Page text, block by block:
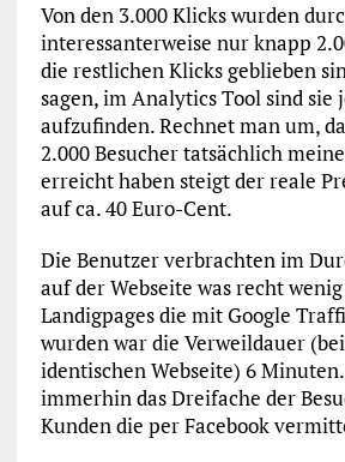
Von den 3.000 Klicks wurden
interessanterweise nur knapp
die restlichen Klicks geblieben
sagen, im Analytics Tool sind sie
aufzufinden. Rechnet man um,
2.000 Besucher tatsächlich
erreicht haben steigt der reale
auf ca. 40 Euro-Cent.
Die Benutzer verbrachten im
auf der Webseite was recht
Landigpages die mit Google
wurden war die Verweildauer
identischen Webseite) 6
immerhin das Dreifache der
Kunden die per Facebook